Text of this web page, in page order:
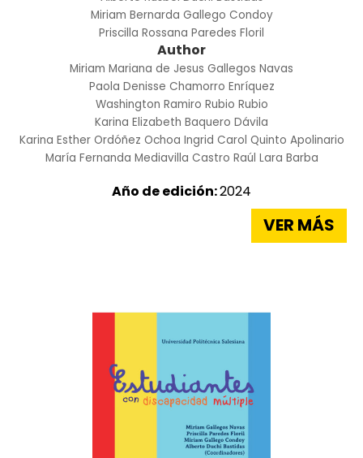
Miriam Bernarda Gallego Condoy
Priscilla Rossana Paredes Floril
Author
Miriam Mariana de Jesus Gallegos Navas
Paola Denisse Chamorro Enríquez
Washington Ramiro Rubio Rubio
Karina Elizabeth Baquero Dávila
Karina Esther Ordóñez Ochoa Ingrid Carol Quinto Apolinario
María Fernanda Mediavilla Castro Raúl Lara Barba
Año de edición:2024
VER MÁS